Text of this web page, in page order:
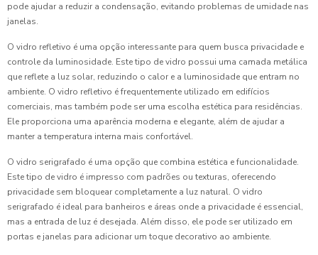
pode ajudar a reduzir a condensação, evitando problemas de umidade nas
janelas.
O vidro refletivo é uma opção interessante para quem busca privacidade e
controle da luminosidade. Este tipo de vidro possui uma camada metálica
que reflete a luz solar, reduzindo o calor e a luminosidade que entram no
ambiente. O vidro refletivo é frequentemente utilizado em edifícios
comerciais, mas também pode ser uma escolha estética para residências.
Ele proporciona uma aparência moderna e elegante, além de ajudar a
manter a temperatura interna mais confortável.
O vidro serigrafado é uma opção que combina estética e funcionalidade.
Este tipo de vidro é impresso com padrões ou texturas, oferecendo
privacidade sem bloquear completamente a luz natural. O vidro
serigrafado é ideal para banheiros e áreas onde a privacidade é essencial,
mas a entrada de luz é desejada. Além disso, ele pode ser utilizado em
portas e janelas para adicionar um toque decorativo ao ambiente.